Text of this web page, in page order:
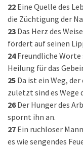
22 Eine Quelle des
die Züchtigung der
23 Das Herz des
fördert auf seinen
24 Freundliche Worte
Heilung für das
25 Da ist ein Weg,
zuletzt sind es Wege
26 Der Hunger des
spornt ihn an.
27 Ein ruchloser
es wie sengendes